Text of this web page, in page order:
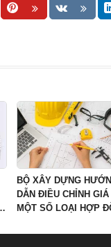
BỘ XÂY DỰNG
DẪN ĐIỀU CHỈNH GIÁ
MỘT SỐ LOẠI HỢP